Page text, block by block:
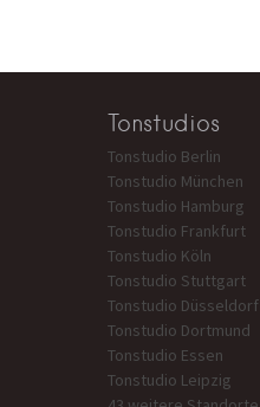
Tonstudios
Tonstudio Berlin
Tonstudio München
Tonstudio Hamburg
Tonstudio Frankfurt
Tonstudio Köln
Tonstudio Stuttgart
Tonstudio Düsseldorf
Tonstudio Dortmund
Tonstudio Essen
Tonstudio Leipzig